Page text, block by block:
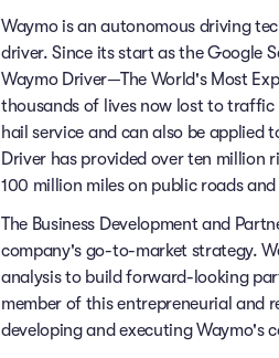
Waymo is an autonomous driving
driver. Since its start as the Google
Waymo Driver—The World's Most
thousands of lives now lost to traffic
hail service and can also be applied
Driver has provided over ten million
100 million miles on public roads
The Business Development and
company's go-to-market strategy.
analysis to build forward-looking
member of this entrepreneurial and
developing and executing Waymo's